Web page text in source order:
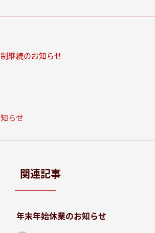
継続のお知らせ
らせ
関連記事
年末年始休業のお知らせ